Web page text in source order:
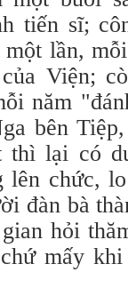
tiến sĩ;
lần,
Viện;
năm
bên
lại có
lên chức,
đàn bà
hỏi
mấy